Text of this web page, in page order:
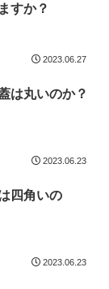
すか？
2023.06.27
は丸いのか？
2023.06.23
四角いの
2023.06.23